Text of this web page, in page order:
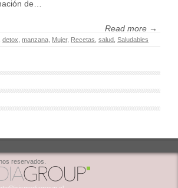
de…
Read more →
detox manzana Mujer, Recetas salud Saludables
reservados.